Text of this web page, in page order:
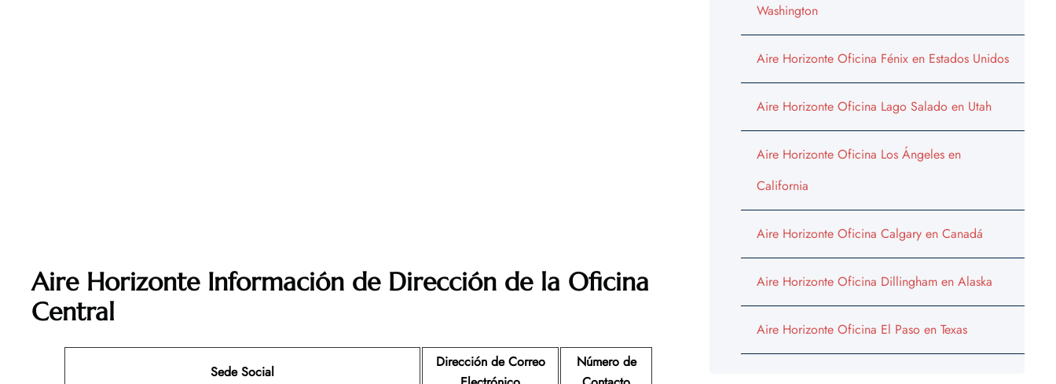
Aire Horizonte Información de Dirección de la Oficina
Central
Sede Social
Dirección de Correo
Número de
Washington
Aire Horizonte Oficina Fénix en Estados Unidos
Aire Horizonte Oficina Lago Salado en Utah
Aire Horizonte Oficina Los Ángeles en
California
Aire Horizonte Oficina Calgary en Canadá
Aire Horizonte Oficina Dillingham en Alaska
Aire Horizonte Oficina El Paso en Texas